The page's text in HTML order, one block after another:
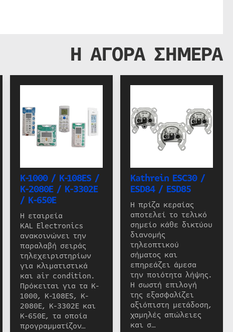
Η ΑΓΟΡΑ ΣΗΜΕΡΑ
K-1000 / K-108ES /
K-2080E / K-3302E
/ K-650E
Η εταιρεία
KAL Electronics
ανακοινώνει την
παραλαβή σειράς
τηλεχειριστηρίων
για κλιματιστικά
και air condition.
Πρόκειται για τα K-
1000, K-108ES, K-
2080E, K-3302E και
K-650E, τα οποία
προγραμματίζον…
Kathrein ESC30 /
ESD84 / ESD85
Η πρίζα κεραίας
αποτελεί το τελικό
σημείο κάθε δικτύου
διανομής
τηλεοπτικού
σήματος και
επηρεάζει άμεσα
την ποιότητα λήψης.
Η σωστή επιλογή
της εξασφαλίζει
αξιόπιστη μετάδοση,
χαμηλές απώλειες
και σ…